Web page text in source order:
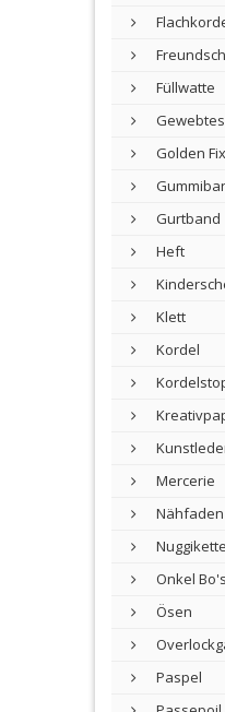
Füllwatte
Golden
Gurtband
Heft
Klett
Kordel
Mercerie
Nähfaden
Onkel
Ösen
Paspel